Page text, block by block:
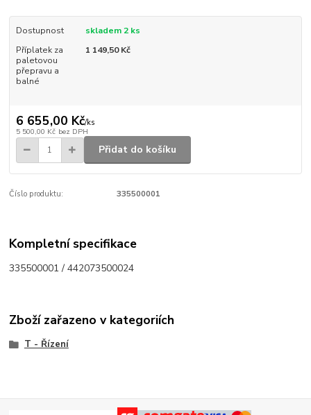
Dostupnost
skladem 2 ks
Příplatek za
paletovou
přepravu a
balné
1 149,50 Kč
6 655,00 Kč/ks
5 500,00 Kč bez DPH
Přidat do košíku
Číslo produktu: 335500001
Kompletní specifikace
335500001 / 442073500024
Zboží zařazeno v kategoriích
T - Řízení